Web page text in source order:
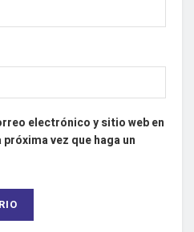
electrónico y sitio web en
vez que haga un